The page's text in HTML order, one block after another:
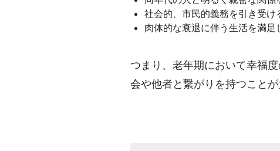
社会的、市民的義務を引き受け
肉体的な衰退に伴う生活を満
つまり、老年期において幸福
会や他者と繋がりを持つことが